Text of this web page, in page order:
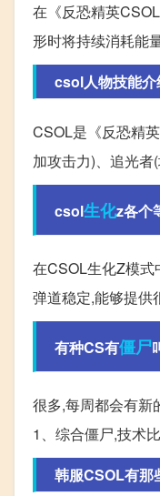
在《反恐精英
形时将持续消耗能
csol人物技能介
CSOL是《反恐精
加攻击力)、追光者(
csol生化z各个
在CSOL生化Z模式
弹道稳定,能够提供
有种CS有僵尸
很多,每周都会有新
1、综合僵尸,技术
韩服CSOL有那